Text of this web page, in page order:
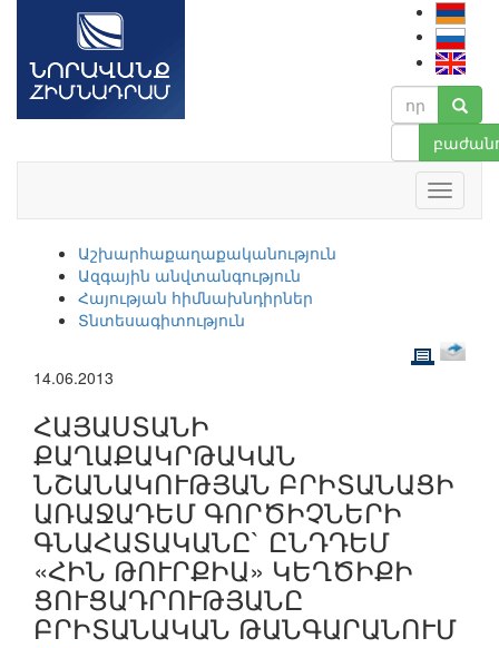
Աշխարհաքաղաքականություն
Ազգային անվտանգություն
Հայության հիմնախնդիրներ
Տնտեսագիտություն
14.06.2013
ՀԱՅԱՍՏԱՆԻ
ՔԱՂԱՔԱԿՐԹԱԿԱՆ
ՆՇԱՆԱԿՈՒԹՅԱՆ ԲՐԻՏԱՆԱՑԻ
ԱՌԱՋԱԴԵՄ ԳՈՐԾԻՉՆԵՐԻ
ԳՆԱՀԱՏԱԿԱՆԸ` ԸՆԴԴԵՄ
«ՀԻՆ ԹՈՒՐՔԻԱ» ԿԵՂԾԻՔԻ
ՑՈՒՑԱԴՐՈՒԹՅԱՆԸ
ԲՐԻՏԱՆԱԿԱՆ ԹԱՆԳԱՐԱՆՈՒՄ